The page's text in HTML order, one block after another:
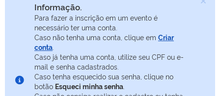
Informação.
Para fazer a inscrição em um evento é
necessário ter uma conta.
Caso não tenha uma conta, clique em Criar
conta
Caso já tenha uma conta, utilize seu CPF ou e-
mail e senha cadastrados.
Caso tenha esquecido sua senha, clique no
botão Esqueci minha senha